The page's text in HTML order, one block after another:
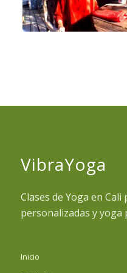
VibraYoga
Clases de Yoga en
personalizadas y yoga
Inicio